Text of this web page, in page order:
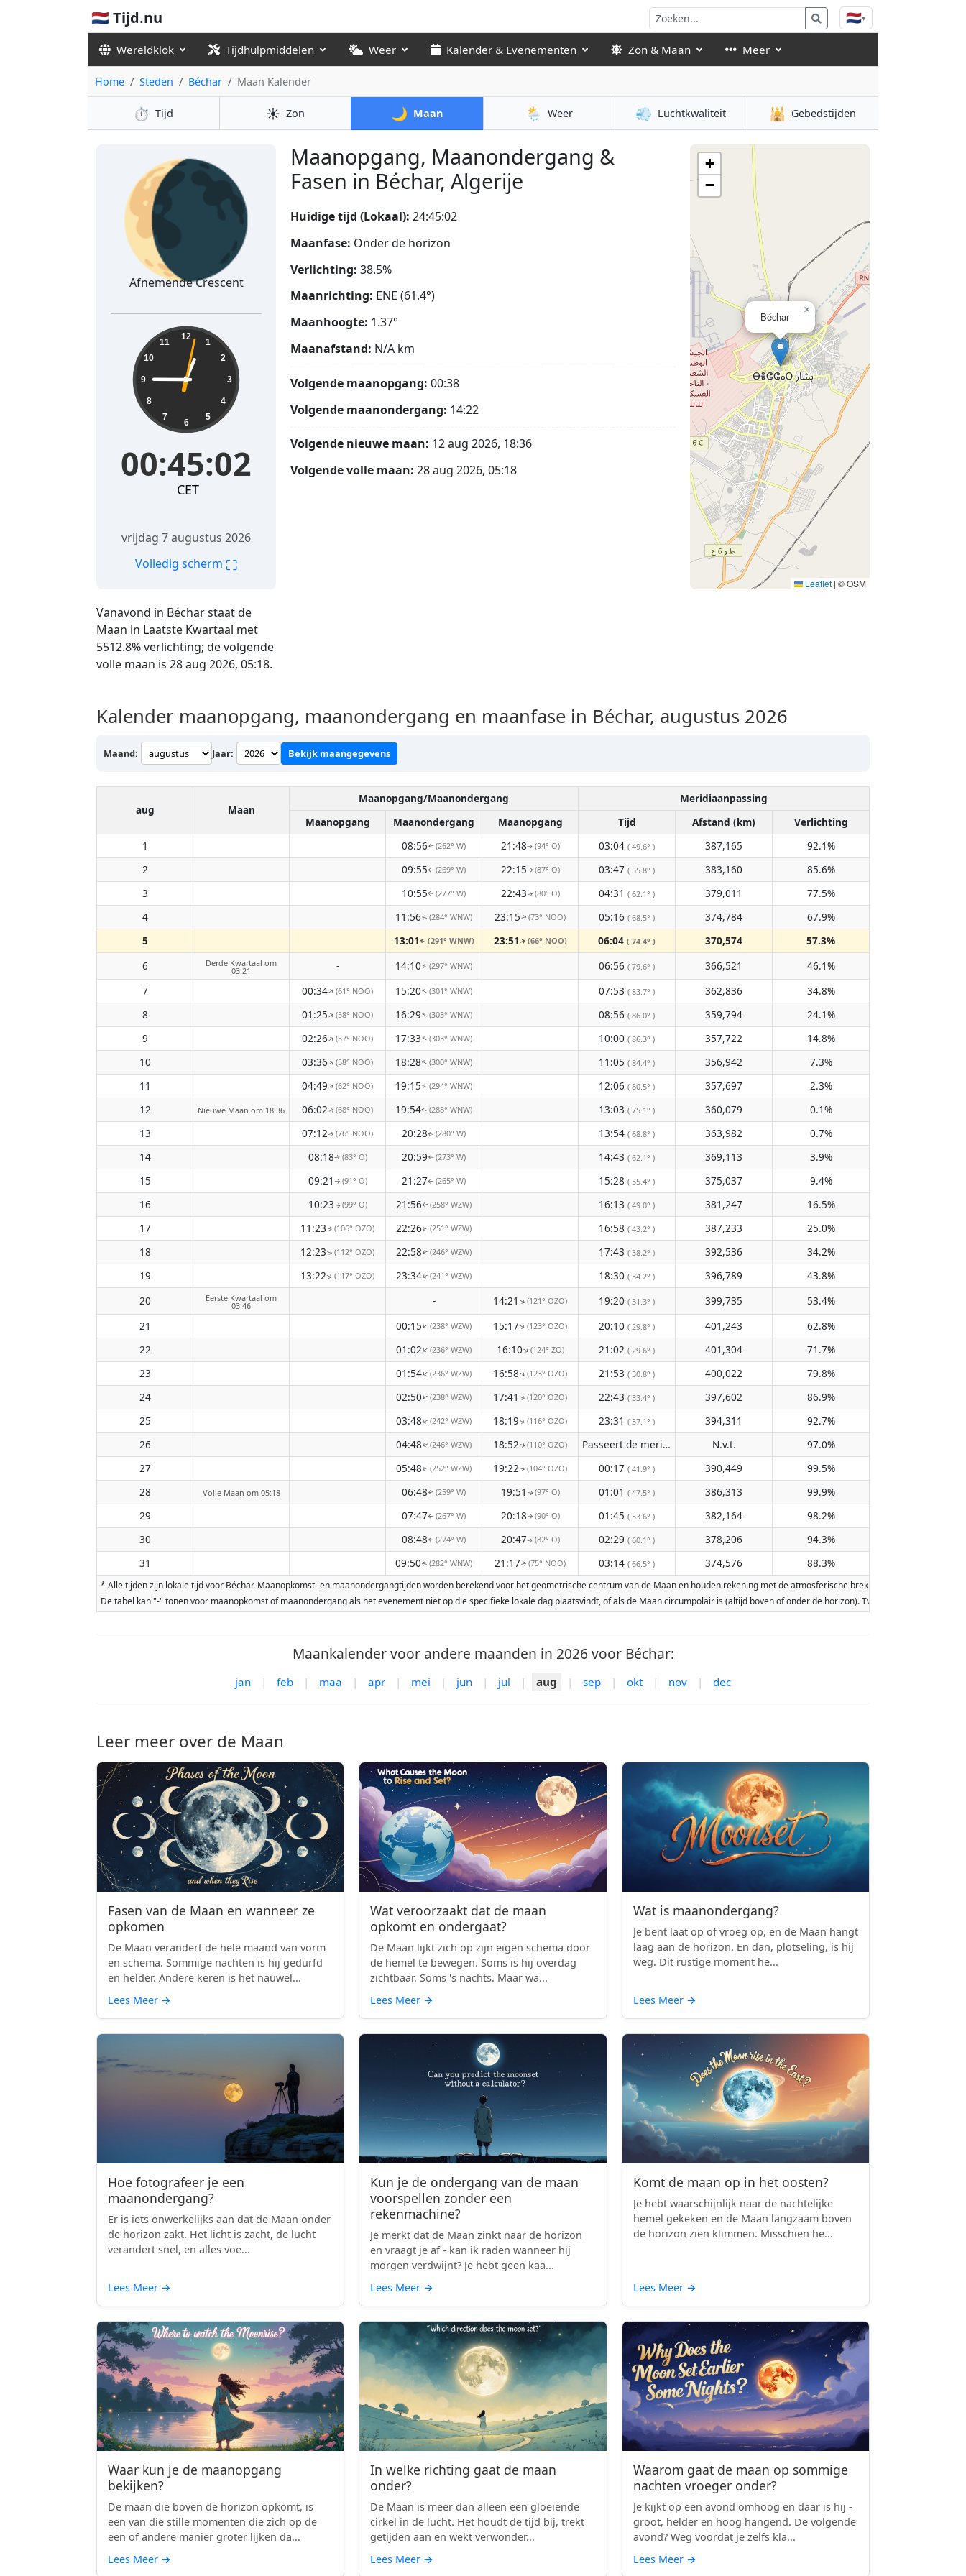
🇳🇱 Tijd.nu 🇳🇱▾
Wereldklok Tijdhulpmiddelen Weer Kalender & Evenementen Zon & Maan Meer
Home Steden Béchar Maan Kalender
⏱️ Tijd ☀️ Zon 🌙 Maan 🌦️ Weer 💨 Luchtkwaliteit 🕌 Gebedstijden
Maanopgang, Maanondergang &
Fasen in Béchar, Algerije
Vanavond in Béchar staat de
Maan in Laatste Kwartaal met
5512.8% verlichting; de volgende
volle maan is 28 aug 2026, 05:18.
🌘
Afnemende Crescent
00:45:03 12
1
2
3
4
5
6
7
8
9
10
11
00:45:03
CET
vrijdag 7 augustus 2026
Volledig scherm ⛶
Huidige tijd (Lokaal): 24:45:03
Maanfase: Onder de horizon
Verlichting: 38.5%
Maanrichting: ENE (61.4°)
Maanhoogte: 1.37°
Maanafstand: N/A km
Volgende maanopgang: 00:38
Volgende maanondergang: 14:22
Volgende nieuwe maan: 12 aug 2026, 18:36
Volgende volle maan: 28 aug 2026, 05:18
Béchar
×
+
−
Leaflet | © OSM
Kalender maanopgang, maanondergang en maanfase in Béchar, augustus 2026
Maand: Jaar: Bekijk maangegevens
aug Maan
Maanopgang/Maanondergang
Meridiaanpassing
Maanopgang
Maanondergang Maanopgang Tijd Afstand (km)
Verlichting
1
08:56↑(262° W) 21:48↑ (94° O) 03:04 ( 49.6° ) 387,165
92.1%
2
09:55↑(269° W) 22:15↑ (87° O) 03:47 ( 55.8° ) 383,160
85.6%
3
10:55↑(277° W) 22:43↑(80° O) 04:31 ( 62.1° ) 379,011
77.5%
4
11:56↑(284° WNW) 23:15↑(73° NOO) 05:16 ( 68.5° ) 374,784
67.9%
5
13:01 ↑(291° WNW) 23:51 ↑(66° NOO) 06:04 ( 74.4° ) 370,574
57.3%
6
Derde Kwartaal om
03:21 - 14:10↑(297° WNW) 06:56 ( 79.6° ) 366,521
46.1%
7
00:34↑(61° NOO) 15:20↑(301° WNW) 07:53 ( 83.7° ) 362,836
34.8%
8
01:25↑(58° NOO) 16:29↑(303° WNW) 08:56 ( 86.0° ) 359,794
24.1%
9
02:26↑(57° NOO) 17:33↑(303° WNW) 10:00 ( 86.3° ) 357,722
14.8%
10
03:36↑(58° NOO) 18:28↑(300° WNW) 11:05 ( 84.4° ) 356,942
7.3%
11
04:49↑(62° NOO) 19:15↑(294° WNW) 12:06 ( 80.5° ) 357,697
2.3%
12
Nieuwe Maan om 18:36 06:02↑(68° NOO) 19:54↑(288° WNW) 13:03 ( 75.1° ) 360,079
0.1%
13
07:12↑(76° NOO) 20:28↑(280° W) 13:54 ( 68.8° ) 363,982
0.7%
14
08:18↑ (83° O) 20:59↑(273° W) 14:43 ( 62.1° ) 369,113
3.9%
15
09:21 ↑ (91° O) 21:27↑(265° W) 15:28 ( 55.4° ) 375,037
9.4%
16
10:23↑(99° O) 21:56↑(258° WZW) 16:13 ( 49.0° ) 381,247
16.5%
17
11:23↑(106° OZO) 22:26↑(251° WZW) 16:58 ( 43.2° ) 387,233
25.0%
18
12:23↑(112° OZO) 22:58↑(246° WZW) 17:43 ( 38.2° ) 392,536
34.2%
19
13:22↑(117° OZO) 23:34↑(241° WZW) 18:30 ( 34.2° ) 396,789
43.8%
20
Eerste Kwartaal om
03:46 - 14:21↑(121° OZO) 19:20 ( 31.3° ) 399,735
53.4%
21
00:15↑(238° WZW) 15:17↑(123° OZO) 20:10 ( 29.8° ) 401,243
62.8%
22
01:02↑(236° WZW) 16:10↑(124° ZO) 21:02 ( 29.6° ) 401,304
71.7%
23
01:54↑(236° WZW) 16:58↑(123° OZO) 21:53 ( 30.8° ) 400,022
79.8%
24
02:50↑(238° WZW) 17:41↑(120° OZO) 22:43 ( 33.4° ) 397,602
86.9%
25
03:48↑(242° WZW) 18:19↑(116° OZO) 23:31 ( 37.1° ) 394,311
92.7%
26
04:48↑(246° WZW) 18:52↑(110° OZO) Passeert de meridiaan niet ( N.v.t. )
N.v.t.
97.0%
27
05:48↑(252° WZW) 19:22↑(104° OZO) 00:17 ( 41.9° ) 390,449
99.5%
28
Volle Maan om 05:18 06:48↑(259° W) 19:51 ↑(97° O) 01:01 ( 47.5° ) 386,313
99.9%
29
07:47↑(267° W) 20:18↑ (90° O) 01:45 ( 53.6° ) 382,164
98.2%
30
08:48↑(274° W) 20:47↑(82° O) 02:29 ( 60.1° ) 378,206
94.3%
31
09:50↑(282° WNW) 21:17↑(75° NOO) 03:14 ( 66.5° ) 374,576 88.3%
* Alle tijden zijn lokale tijd voor Béchar. Maanopkomst- en maanondergangtijden worden berekend voor het geometrische centrum van de Maan en houden rekening met de atmosferische breking van de Aarde.
De tabel kan "-" tonen voor maanopkomst of maanondergang als het evenement niet op die specifieke lokale dag plaatsvindt, of als de Maan circumpolair is (altijd boven of onder de horizon). Twee maanopkomsten
Maankalender voor andere maanden in 2026 voor Béchar:
jan | feb | maa | apr | mei | jun | jul | aug | sep | okt | nov | dec
Leer meer over de Maan
Fasen van de Maan en wanneer ze
opkomen
De Maan verandert de hele maand van vorm
en schema. Sommige nachten is hij gedurfd
en helder. Andere keren is het nauwel...
Lees Meer →
Wat veroorzaakt dat de maan
opkomt en ondergaat?
De Maan lijkt zich op zijn eigen schema door
de hemel te bewegen. Soms is hij overdag
zichtbaar. Soms 's nachts. Maar wa...
Lees Meer →
Wat is maanondergang?
Je bent laat op of vroeg op, en de Maan hangt
laag aan de horizon. En dan, plotseling, is hij
weg. Dit rustige moment he...
Lees Meer →
Hoe fotografeer je een
maanondergang?
Er is iets onwerkelijks aan dat de Maan onder
de horizon zakt. Het licht is zacht, de lucht
verandert snel, en alles voe...
Lees Meer →
Kun je de ondergang van de maan
voorspellen zonder een
rekenmachine?
Je merkt dat de Maan zinkt naar de horizon
en vraagt je af - kan ik raden wanneer hij
morgen verdwijnt? Je hebt geen kaa...
Lees Meer →
Komt de maan op in het oosten?
Je hebt waarschijnlijk naar de nachtelijke
hemel gekeken en de Maan langzaam boven
de horizon zien klimmen. Misschien he...
Lees Meer →
Waar kun je de maanopgang
bekijken?
De maan die boven de horizon opkomt, is
een van die stille momenten die zich op de
een of andere manier groter lijken da...
Lees Meer →
In welke richting gaat de maan
onder?
De Maan is meer dan alleen een gloeiende
cirkel in de lucht. Het houdt de tijd bij, trekt
getijden aan en wekt verwonder...
Lees Meer →
Waarom gaat de maan op sommige
nachten vroeger onder?
Je kijkt op een avond omhoog en daar is hij -
groot, helder en hoog hangend. De volgende
avond? Weg voordat je zelfs kla...
Lees Meer →